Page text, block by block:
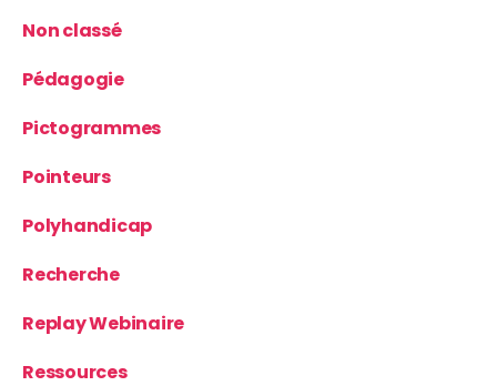
Non classé
Pédagogie
Pictogrammes
Pointeurs
Polyhandicap
Recherche
Replay Webinaire
Ressources